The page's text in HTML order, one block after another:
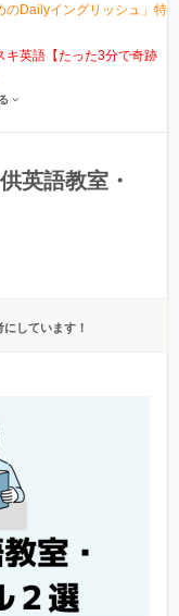
Dailyイングリッシュ」特
キ英語【たった3分で奇跡
英語教室・
しています！